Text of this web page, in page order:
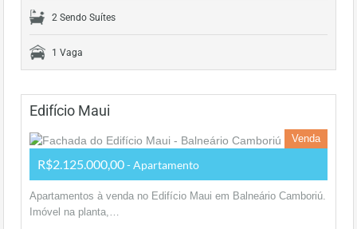
2 Sendo Suítes
1 Vaga
Edifício Maui
Venda
R$2.125.000,00- Apartamento
Apartamentos à venda no Edifício Maui em Balneário Camboriú.
Imóvel na planta,…